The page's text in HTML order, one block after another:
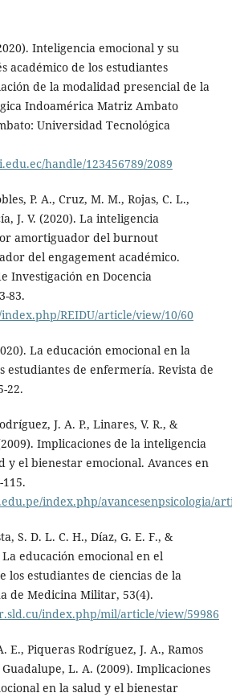
Inteligencia emocional y su
académico de los estudiantes
de la modalidad presencial de la
Indoamérica Matriz Ambato
Universidad Tecnológica
handle/123456789/2089
P. A., Cruz, M. M., Rojas, C. L.,
J. V. (2020). La inteligencia
amortiguador del burnout
del engagement académico.
Investigación en Docencia
83.
REIDU/article/view/10/60
La educación emocional en la
estudiantes de enfermería. Revista de
22.
J. A. P., Linares, V. R., &
Implicaciones de la inteligencia
y el bienestar emocional. Avances en
index.php/avancesenpsicologia/
S. D. L. C. H., Díaz, G. E. F., &
educación emocional en el
los estudiantes de ciencias de la
de Medicina Militar, 53(4).
index.php/mil/article/view/59986
E., Piqueras Rodríguez, J. A., Ramos
L. A. (2009). Implicaciones
en la salud y el bienestar